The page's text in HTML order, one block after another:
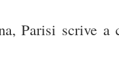
Parisi scrive